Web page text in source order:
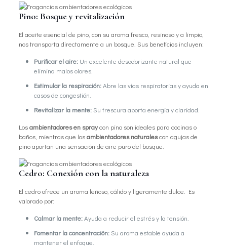
Pino: Bosque y revitalización
El aceite esencial de pino, con su aroma fresco, resinoso y a limpio,
nos transporta directamente a un bosque. Sus beneficios incluyen:
Purificar el aire:Un excelente desodorizante natural que
elimina malos olores.
Estimular la respiración:Abre las vías respiratorias y ayuda en
casos de congestión.
Revitalizar la mente:Su frescura aporta energía y claridad.
Losambientadores en spraycon pino son ideales para cocinas o
baños, mientras que losambientadores naturalescon agujas de
pino aportan una sensación de aire puro del bosque.
Cedro: Conexión con la naturaleza
El cedro ofrece un aroma leñoso, cálido y ligeramente dulce. Es
valorado por:
Calmar la mente:Ayuda a reducir el estrés y la tensión.
Fomentar la concentración:Su aroma estable ayuda a
mantener el enfoque.